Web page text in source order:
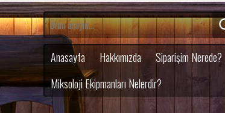
Anasayfa Hakkımızda Siparişim Nerede?
Miksoloji Ekipmanları Nelerdir?